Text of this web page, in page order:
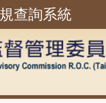
查詢系統